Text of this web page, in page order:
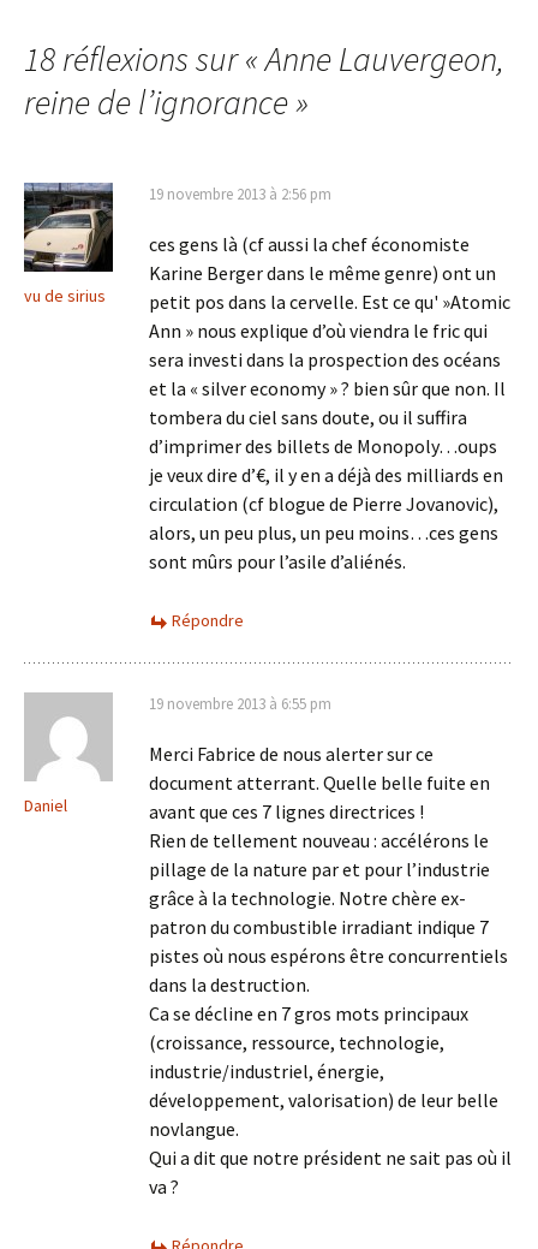
articles
18 réflexions sur «Anne Lauvergeon,
reine de l’ignorance»
vu de sirius
19 novembre 2013 à 2:56 pm
ces gens là (cf aussi la chef économiste
Karine Berger dans le même genre) ont un
petit pos dans la cervelle. Est ce qu' »Atomic
Ann » nous explique d’où viendra le fric qui
sera investi dans la prospection des océans
et la « silver economy » ? bien sûr que non. Il
tombera du ciel sans doute, ou il suffira
d’imprimer des billets de Monopoly…oups
je veux dire d’€, il y en a déjà des milliards en
circulation (cf blogue de Pierre Jovanovic),
alors, un peu plus, un peu moins…ces gens
sont mûrs pour l’asile d’aliénés.
Répondre
Daniel
19 novembre 2013 à 6:55 pm
Merci Fabrice de nous alerter sur ce
document atterrant. Quelle belle fuite en
avant que ces 7 lignes directrices !
Rien de tellement nouveau : accélérons le
pillage de la nature par et pour l’industrie
grâce à la technologie. Notre chère ex-
patron du combustible irradiant indique 7
pistes où nous espérons être concurrentiels
dans la destruction.
Ca se décline en 7 gros mots principaux
(croissance, ressource, technologie,
industrie/industriel, énergie,
développement, valorisation) de leur belle
novlangue.
Qui a dit que notre président ne sait pas où il
va ?